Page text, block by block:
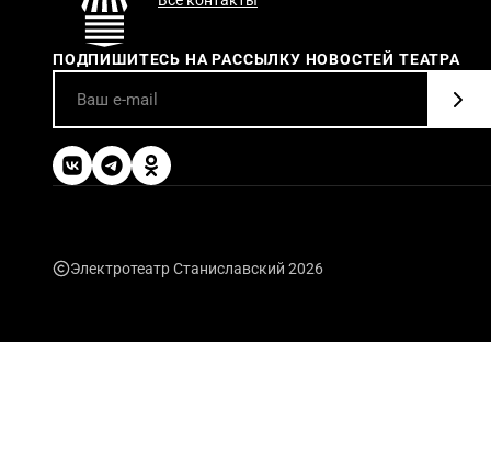
ПОДПИШИТЕСЬ НА РАССЫЛКУ НОВОСТЕЙ ТЕАТРА
Электротеатр Станиславский 2026